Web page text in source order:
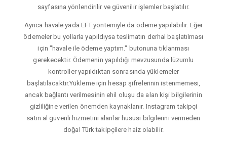
sayfasına yönlendirilir ve güvenilir işlemler başlatılır.
Ayrıca havale yada EFT yöntemiyle da ödeme yapılabilir. Eğer
ödemeler bu yollarla yapıldıysa teslimatın derhal başlatılması
için "havale ile ödeme yaptım." butonuna tıklanması
gerekecektir. Ödemenin yapıldığı mevzusunda lüzumlu
kontroller yapıldıktan sonrasında yüklemeler
başlatılacaktır.Yükleme için hesap şifrelerinin istenmemesi,
ancak bağlantı verilmesinin ehil oluşu da alan kişi bilgilerinin
gizliliğine verilen önemden kaynaklanır. Instagram takipçi
satın al güvenli hizmetini alanlar hususi bilgilerini vermeden
doğal Türk takipçilere haiz olabilir.